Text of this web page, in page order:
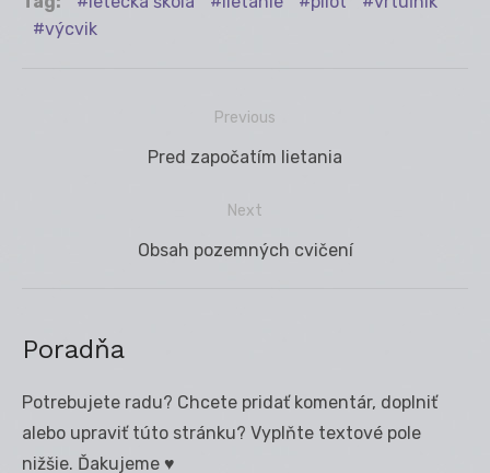
výcvik
Previous
Previous
Pred započatím lietania
Next
Next
Obsah pozemných cvičení
Poradňa
Potrebujete radu? Chcete pridať komentár, doplniť
alebo upraviť túto stránku? Vyplňte textové pole
nižšie. Ďakujeme ♥